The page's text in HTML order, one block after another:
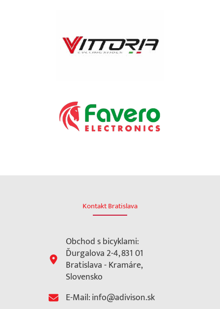
Kontakt Bratislava
Obchod s bicyklami:
Ďurgalova 2-4, 831 01
Bratislava - Kramáre,
Slovensko
E-Mail: info@adivison.sk